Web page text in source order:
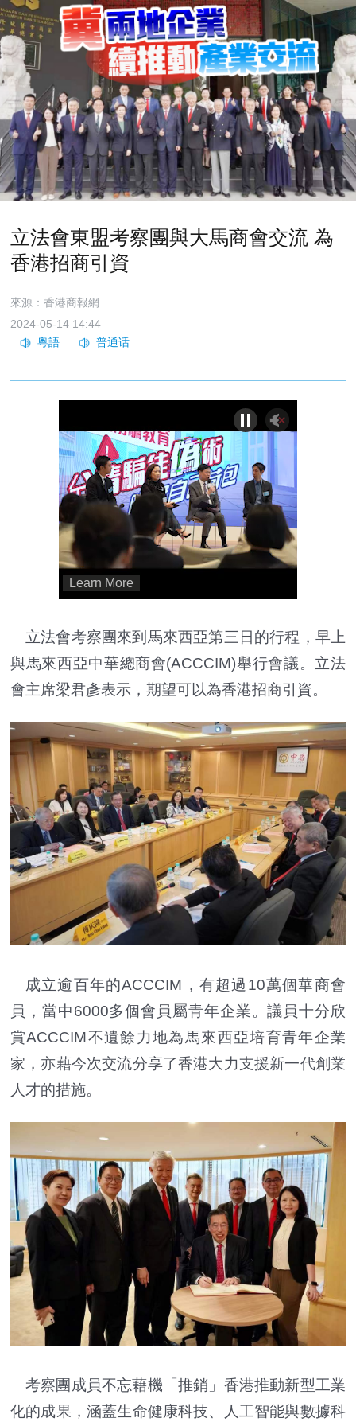
立法會東盟考察團與大馬商會交流 為
香港招商引資
來源：香港商報網
2024-05-14 14:44
立法會考察團來到馬來西亞第三日的行程，早上
與馬來西亞中華總商會(ACCCIM)舉行會議。立法
會主席梁君彥表示，期望可以為香港招商引資。
成立逾百年的ACCCIM，有超過10萬個華商會
員，當中6000多個會員屬青年企業。議員十分欣
賞ACCCIM不遺餘力地為馬來西亞培育青年企業
家，亦藉今次交流分享了香港大力支援新一代創業
人才的措施。
考察團成員不忘藉機「推銷」香港推動新型工業
化的成果，涵蓋生命健康科技、人工智能與數據科